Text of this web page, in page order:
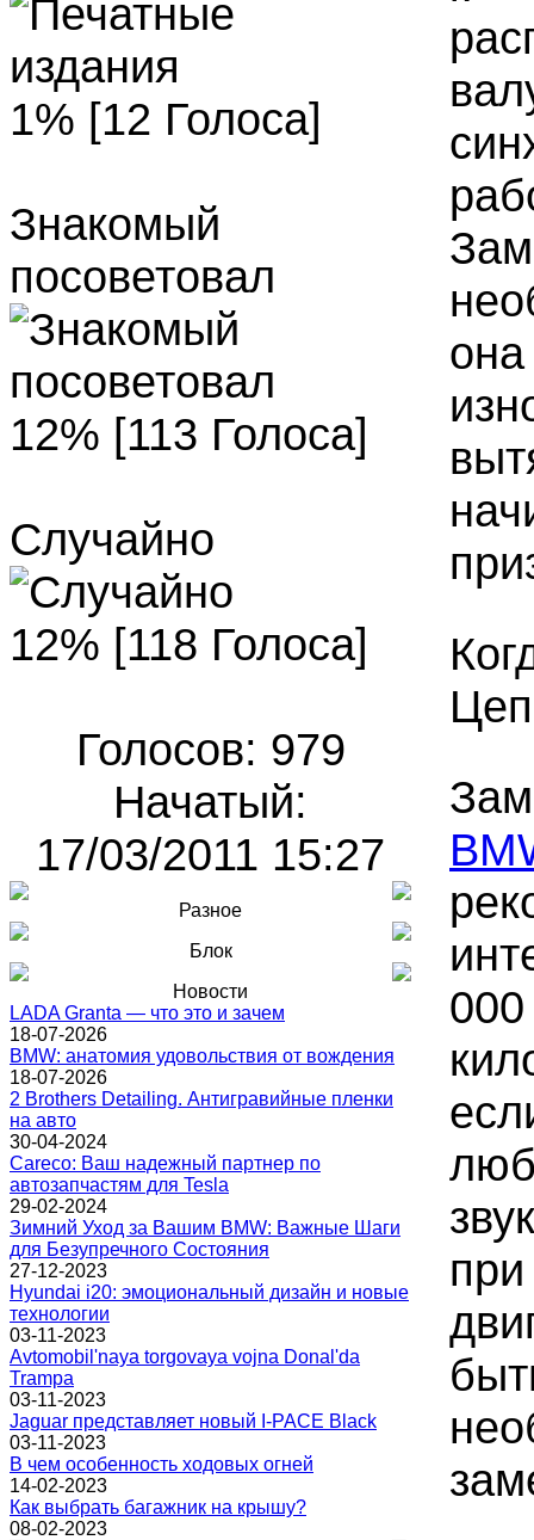
1% [12 Голоса]
Знакомый
посоветовал
12% [113 Голоса]
Случайно
12% [118 Голоса]
Голосов: 979
Начатый:
17/03/2011 15:27
Разное
Блок
Новости
LADA Granta — что это и зачем
18-07-2026
BMW: анатомия удовольствия от вождения
18-07-2026
2 Brothers Detailing. Антигравийные пленки
на авто
30-04-2024
Careco: Ваш надежный партнер по
автозапчастям для Tesla
29-02-2024
Зимний Уход за Вашим BMW: Важные Шаги
для Безупречного Состояния
27-12-2023
Hyundai i20: эмоциональный дизайн и новые
технологии
03-11-2023
Avtomobil'naya torgovaya vojna Donal'da
Trampa
03-11-2023
Jaguar представляет новый I-PACE Black
03-11-2023
В чем особенность ходовых огней
14-02-2023
Как выбрать багажник на крышу?
08-02-2023
она